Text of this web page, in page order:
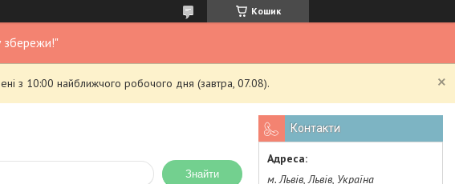
Кошик
збережи!"
з 10:00 найближчого робочого дня (завтра, 07.08).
Знайти
Контакти
м. Львів, Львів, Україна